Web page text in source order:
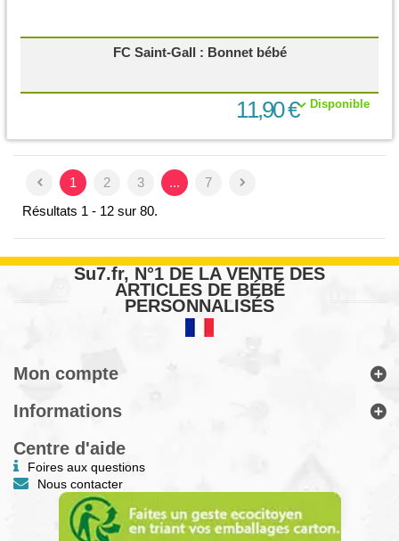
FC Saint-Gall : Bonnet bébé
Disponible
11,90 €
1 2 3 ...
7
Résultats 1 - 12 sur 80.
Su7.fr, N°1 DE LA VENTE DES
ARTICLES DE BÉBÉ
PERSONNALISÉS
Mon compte
Informations
Centre d'aide
Foires aux questions
Nous contacter